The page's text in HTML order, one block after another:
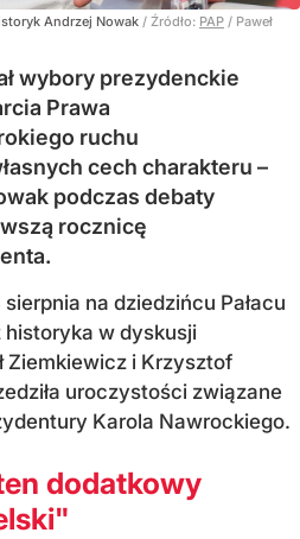
Andrzej Nowak / Źródło: PAP / Paweł
wybory prezydenckie
Prawa
ruchu
cech charakteru –
podczas debaty
rocznicę
na dziedzińcu Pałacu
historyka w dyskusji
Ziemkiewicz i Krzysztof
uroczystości związane
Karola Nawrockiego.
dodatkowy